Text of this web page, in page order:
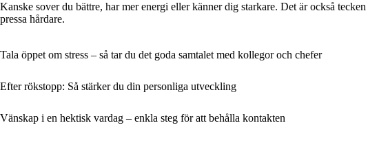
Kanske sover du bättre, har mer energi eller känner dig starkare. Det är också
pressa hårdare.
Tala öppet om stress – så tar du det goda samtalet med kollegor och chefer
Efter rökstopp: Så stärker du din personliga utveckling
Vänskap i en hektisk vardag – enkla steg för att behålla kontakten